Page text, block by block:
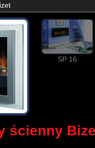
SP 16
ścienny